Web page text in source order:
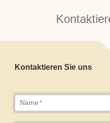
Kontaktieren Sie uns
Pflichtfeld
Name*